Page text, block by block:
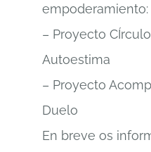
empoderamiento:
– Proyecto
Autoestima
– Proyecto
Duelo
En breve os